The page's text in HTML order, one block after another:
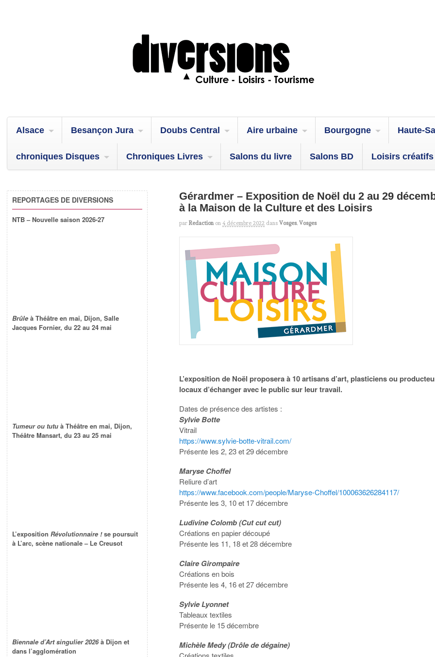
Alsace Besançon Jura Doubs Central Aire urbaine Bourgogne Haute-
chroniques Disques Chroniques Livres Salons du livre Salons BD Loisirs créatifs
Gérardmer – Exposition de Noël du 2 au 29
à la Maison de la Culture et des Loisirs
par Redaction on 4 décembre 2022 dans Vosges,Vosges
L’exposition de Noël proposera à 10 artisans d’art, plasticiens ou
locaux d’échanger avec le public sur leur travail.
Dates de présence des artistes :
Sylvie Botte
Vitrail
https://www.sylvie-botte-vitrail.com/
Présente les 2, 23 et 29 décembre
Maryse Choffel
Reliure d’art
https://www.facebook.com/people/Maryse-Choffel/100063626284117/
Présente les 3, 10 et 17 décembre
Ludivine Colomb (Cut cut cut)
Créations en papier découpé
Présente les 11, 18 et 28 décembre
Claire Girompaire
Créations en bois
Présente les 4, 16 et 27 décembre
Sylvie Lyonnet
Tableaux textiles
Présente le 15 décembre
Michèle Medy (Drôle de dégaine)
REPORTAGES DE DIVERSIONS
NTB – Nouvelle saison 2026-27
Brûle à Théâtre en mai, Dijon, Salle
Jacques Fornier, du 22 au 24 mai
Tumeur ou tutu à Théâtre en mai, Dijon,
Théâtre Mansart, du 23 au 25 mai
L’exposition Révolutionnaire !se poursuit
à L’arc, scène nationale – Le Creusot
Biennale d’Art singulier 2026à Dijon et
dans l’agglomération